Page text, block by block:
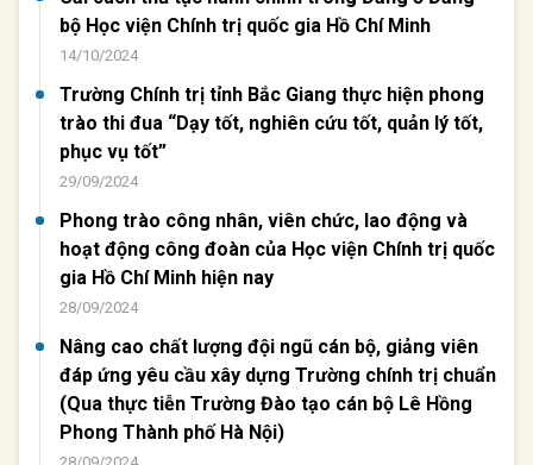
bộ Học viện Chính trị quốc gia Hồ Chí Minh
14/10/2024
Trường Chính trị tỉnh Bắc Giang thực hiện phong
trào thi đua “Dạy tốt, nghiên cứu tốt, quản lý tốt,
phục vụ tốt”
29/09/2024
Phong trào công nhân, viên chức, lao động và
hoạt động công đoàn của Học viện Chính trị quốc
gia Hồ Chí Minh hiện nay
28/09/2024
Nâng cao chất lượng đội ngũ cán bộ, giảng viên
đáp ứng yêu cầu xây dựng Trường chính trị chuẩn
(Qua thực tiễn Trường Đào tạo cán bộ Lê Hồng
Phong Thành phố Hà Nội)